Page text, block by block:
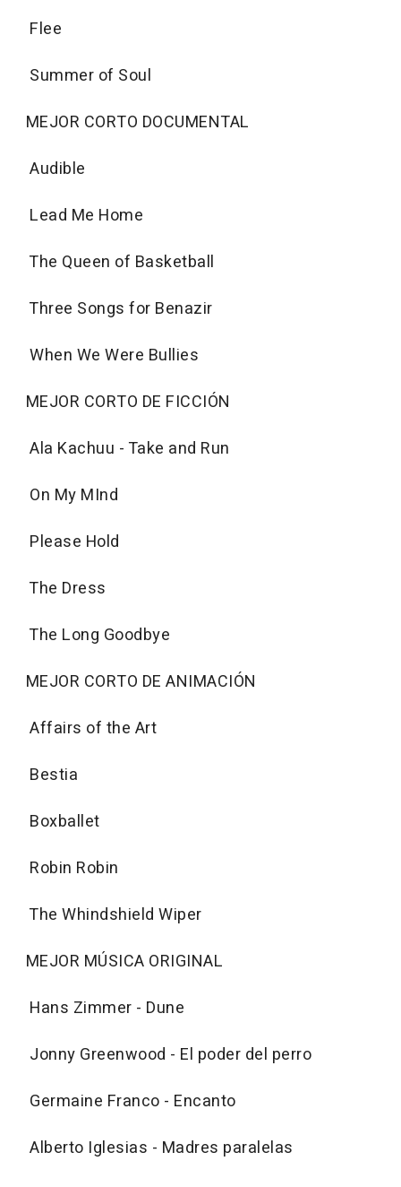
Flee
Summer of Soul
MEJOR CORTO DOCUMENTAL
Audible
Lead Me Home
The Queen of Basketball
Three Songs for Benazir
When We Were Bullies
MEJOR CORTO DE FICCIÓN
Ala Kachuu - Take and Run
On My MInd
Please Hold
The Dress
The Long Goodbye
MEJOR CORTO DE ANIMACIÓN
Affairs of the Art
Bestia
Boxballet
Robin Robin
The Whindshield Wiper
MEJOR MÚSICA ORIGINAL
Hans Zimmer - Dune
Jonny Greenwood - El poder del perro
Germaine Franco - Encanto
Alberto Iglesias - Madres paralelas